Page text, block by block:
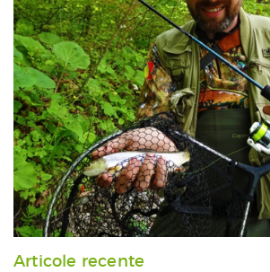
Articole recente